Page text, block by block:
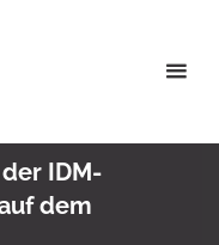
IDM-
dem